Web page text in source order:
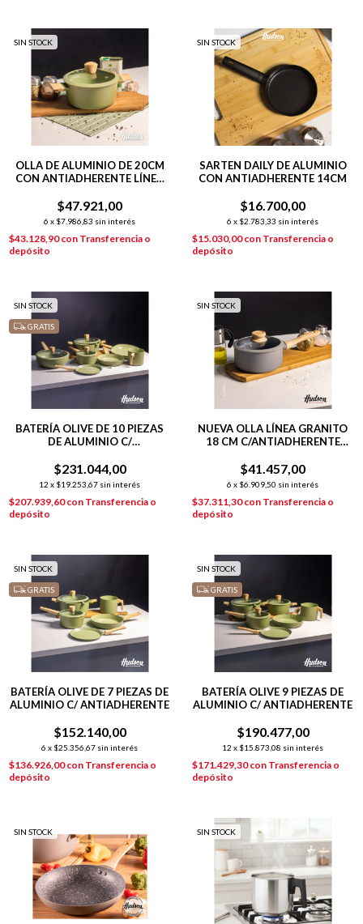
SIN STOCK
OLLA DE ALUMINIO DE 20CM
CON ANTIADHERENTE LÍNEA
$47.921,00
6 x $7.986,83 sin interés
$43.128,90con Transferencia o
depósito
SIN STOCK
SARTEN DAILY DE ALUMINIO
CON ANTIADHERENTE 14CM
$16.700,00
6 x $2.783,33 sin interés
$15.030,00con Transferencia o
depósito
SIN STOCK
GRATIS
BATERÍA OLIVE DE 10 PIEZAS
DE ALUMINIO C/
$231.044,00
12 x $19.253,67 sin interés
$207.939,60con Transferencia o
depósito
SIN STOCK
NUEVA OLLA LÍNEA GRANITO
18 CM C/ANTIADHERENTE
$41.457,00
6 x $6.909,50 sin interés
$37.311,30con Transferencia o
depósito
SIN STOCK
GRATIS
BATERÍA OLIVE DE 7 PIEZAS DE
ALUMINIO C/ ANTIADHERENTE
$152.140,00
6 x $25.356,67 sin interés
$136.926,00con Transferencia o
depósito
SIN STOCK
GRATIS
BATERÍA OLIVE 9 PIEZAS DE
ALUMINIO C/ ANTIADHERENTE
$190.477,00
12 x $15.873,08 sin interés
$171.429,30con Transferencia o
depósito
SIN STOCK SIN STOCK